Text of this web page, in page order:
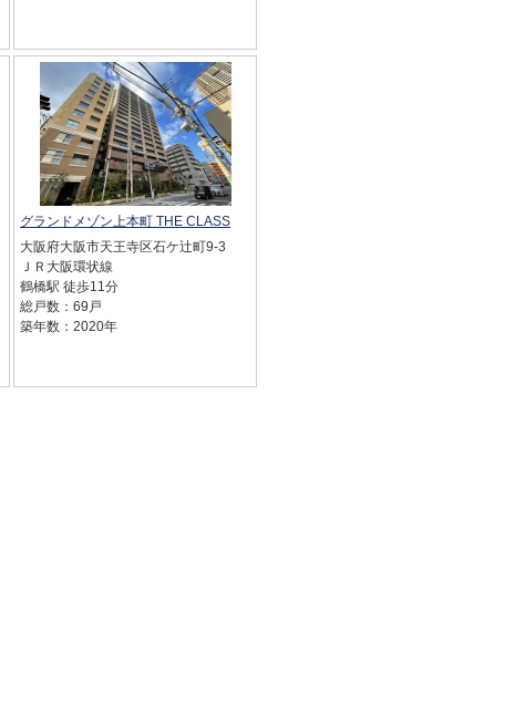
グランドメゾン上本町 THE CLASS
大阪府大阪市天王寺区石ケ辻町9-3
ＪＲ大阪環状線
鶴橋駅 徒歩11分
総戸数：69戸
築年数：2020年